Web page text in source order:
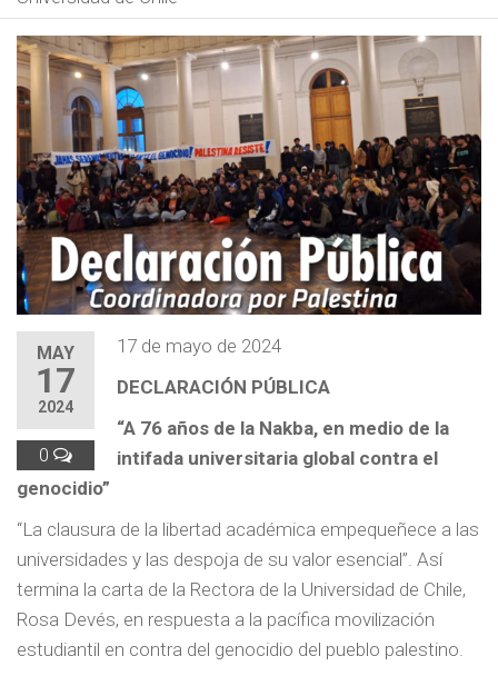
MAY
17
2024
0
17 de mayo de 2024
DECLARACIÓN PÚBLICA
“A 76 años de la Nakba, en medio de la
intifada universitaria global contra el
genocidio”
“La clausura de la libertad académica empequeñece a las
universidades y las despoja de su valor esencial”. Así
termina la carta de la Rectora de la Universidad de Chile,
Rosa Devés, en respuesta a la pacífica movilización
estudiantil en contra del genocidio del pueblo palestino.